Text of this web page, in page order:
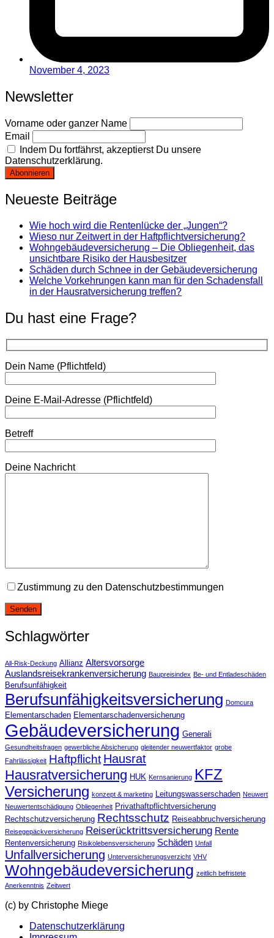
November 4, 2023
Newsletter
Vorname oder ganzer Name
Email
Indem Du fortfährst, akzeptierst Du unsere
Datenschutzerklärung.
Neueste Beiträge
Wie hoch wird die Rentenlücke der „Jungen“?
Wieso nur Zeitwert in der Haftpflichtversicherung?
Wohngebäudeversicherung – Die Obliegenheit, das
unsichtbare Risiko der Hausbesitzer
Schäden durch Schnee in der Gebäudeversicherung
Welche Vorkehrungen kann man für den Schadensfall
in der Hausratversicherung treffen?
Du hast eine Frage?
Dein Name (Pflichtfeld)
Deine E-Mail-Adresse (Pflichtfeld)
Betreff
Deine Nachricht
Zustimmung zu den Datenschutzbestimmungen
Schlagwörter
All-Risk-Deckung Allianz Altersvorsorge
Auslandsreisekrankenversicherung Baupreisindex Be- und Entladeschäden
Berufsunfähigkeit
Berufsunfähigkeitsversicherung Domcura
Elementarschaden Elementarschadenversicherung
Gebäudeversicherung Generali
Gesundheitsfragen gewerbliche Absicherung gleitender neuwertfaktor grobe
Fahrlässigkeit Haftpflicht Hausrat
Hausratversicherung HUK Kernsanierung KFZ
Versicherung konzept & marketing Leitungswasserschaden Neuwert
Neuwertentschädigung Obliegenheit Privathaftpflichtversicherung
Rechtschutzversicherung Rechtsschutz Reiseabbruchversicherung
Reisegepäckversicherung Reiserücktrittsversicherung Rente
Rentenversicherung Risikolebensversicherung Schäden Unfall
Unfallversicherung Unterversicherungsverzicht VHV
Wohngebäudeversicherung zeitlich befristete
Anerkenntnis Zeitwert
(c) by Christophe Miege
Datenschutzerklärung